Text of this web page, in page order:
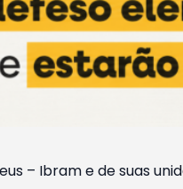
– Ibram e de suas